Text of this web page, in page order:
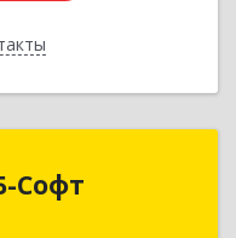
Софт
КБ-Софт
г.о Богородский,